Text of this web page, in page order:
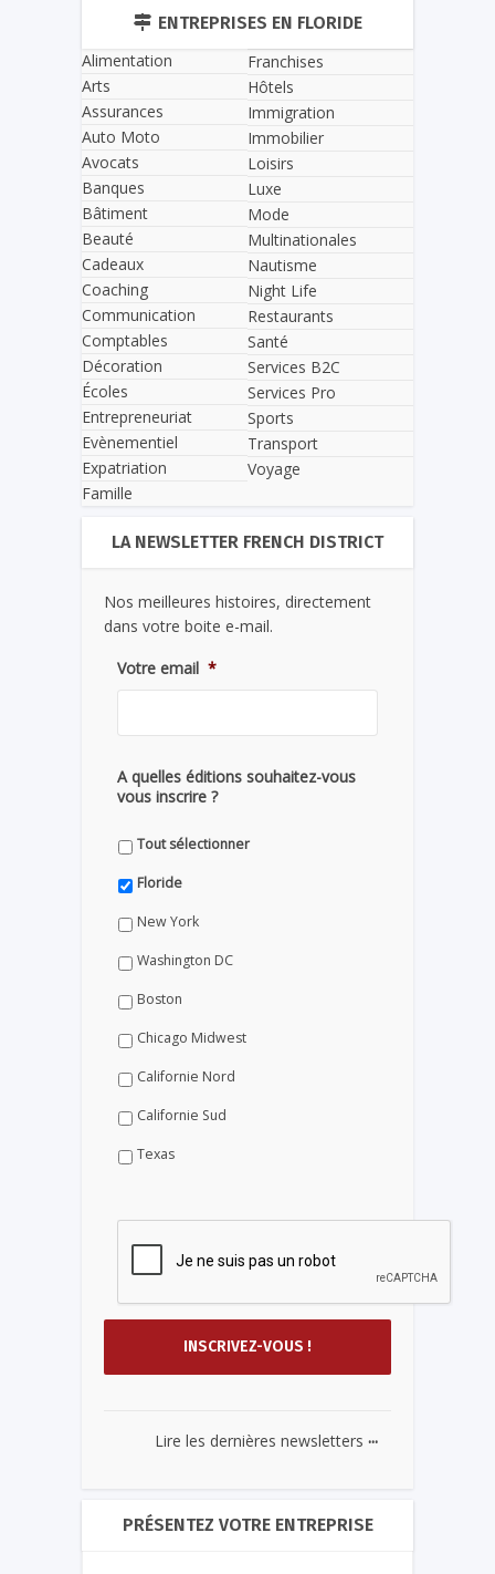
ENTREPRISES EN FLORIDE
Alimentation
Arts
Assurances
Auto Moto
Avocats
Banques
Bâtiment
Beauté
Cadeaux
Coaching
Communication
Comptables
Décoration
Écoles
Entrepreneuriat
Evènementiel
Expatriation
Famille
Franchises
Hôtels
Immigration
Immobilier
Loisirs
Luxe
Mode
Multinationales
Nautisme
Night Life
Restaurants
Santé
Services B2C
Services Pro
Sports
Transport
Voyage
LA NEWSLETTER FRENCH DISTRICT
Nos meilleures histoires, directement
dans votre boite e-mail.
Votre email *
A quelles éditions souhaitez-vous
vous inscrire ?
Tout sélectionner
Floride
New York
Washington DC
Boston
Chicago Midwest
Californie Nord
Californie Sud
Texas
Lire les dernières newsletters ...
PRÉSENTEZ VOTRE ENTREPRISE